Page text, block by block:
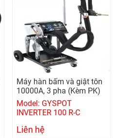
Máy hàn bấm và giật tôn
10000A, 3 pha (Kèm PK)
Model: GYSPOT
INVERTER 100 R-C
Liên hệ